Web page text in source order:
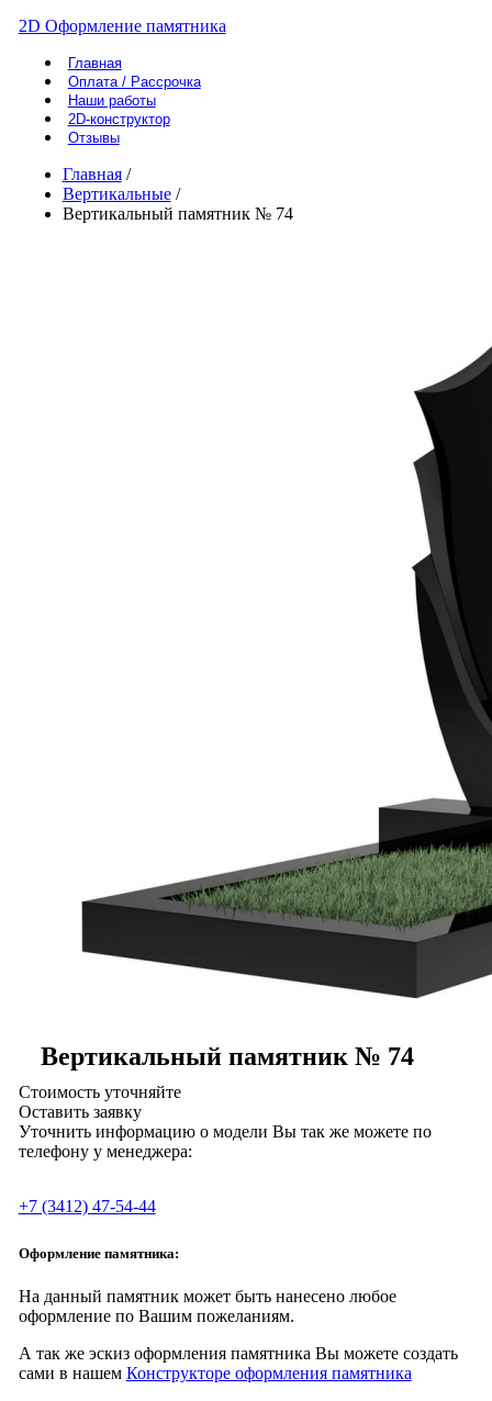
2D Оформление памятника
Главная
Оплата / Рассрочка
Наши работы
2D-конструктор
Отзывы
Главная /
Вертикальные /
Вертикальный памятник № 74
Вертикальный памятник № 74
Стоимость уточняйте
Оставить заявку
Уточнить информацию о модели Вы так же можете по
телефону у менеджера:
+7 (3412) 47-54-44
Оформление памятника:
На данный памятник может быть нанесено любое
оформление по Вашим пожеланиям.
А так же эскиз оформления памятника Вы можете создать
сами в нашем Конструкторе оформления памятника